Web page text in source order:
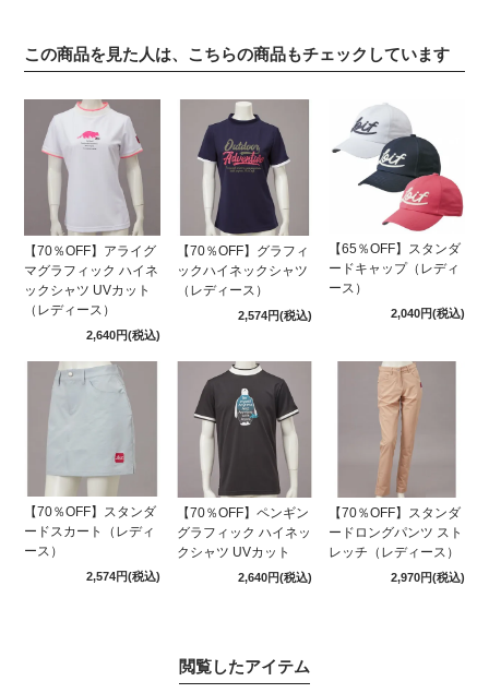
この商品を見た人は、こちらの商品もチェックしています
【70％OFF】アライグ
マグラフィック ハイネ
ックシャツ UVカット
（レディース）
2,640円(税込)
【70％OFF】グラフィ
ックハイネックシャツ
（レディース）
2,574円(税込)
【65％OFF】スタンダ
ードキャップ（レディ
ース）
2,040円(税込)
【70％OFF】スタンダ
ードスカート（レディ
ース）
2,574円(税込)
【70％OFF】ペンギン
グラフィック ハイネッ
クシャツ UVカット
2,640円(税込)
【70％OFF】スタンダ
ードロングパンツ スト
レッチ（レディース）
2,970円(税込)
閲覧したアイテム